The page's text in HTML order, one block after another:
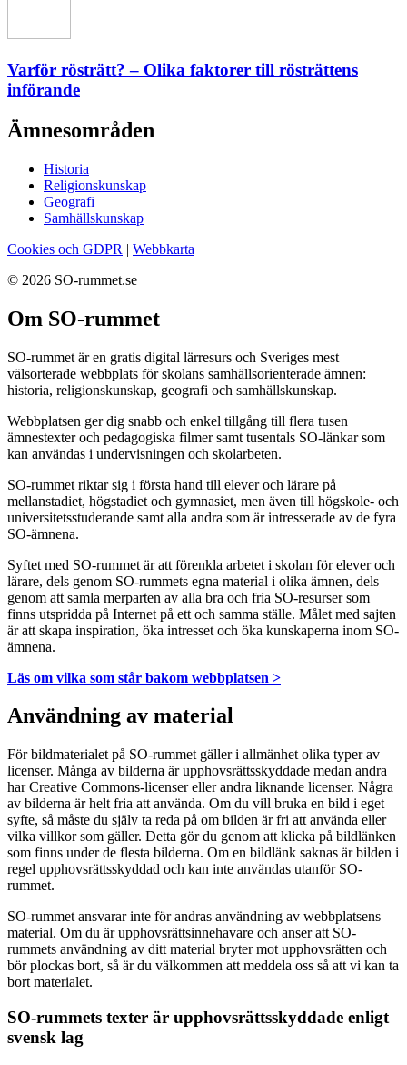
Varför rösträtt? – Olika faktorer till rösträttens
införande
Ämnesområden
Historia
Religionskunskap
Geografi
Samhällskunskap
Cookies och GDPR | Webbkarta
© 2026 SO-rummet.se
Om SO-rummet
SO-rummet är en gratis digital lärresurs och Sveriges mest
välsorterade webbplats för skolans samhällsorienterade ämnen:
historia, religionskunskap, geografi och samhällskunskap.
Webbplatsen ger dig snabb och enkel tillgång till flera tusen
ämnestexter och pedagogiska filmer samt tusentals SO-länkar som
kan användas i undervisningen och skolarbeten.
SO-rummet riktar sig i första hand till elever och lärare på
mellanstadiet, högstadiet och gymnasiet, men även till högskole- och
universitetsstuderande samt alla andra som är intresserade av de fyra
SO-ämnena.
Syftet med SO-rummet är att förenkla arbetet i skolan för elever och
lärare, dels genom SO-rummets egna material i olika ämnen, dels
genom att samla merparten av alla bra och fria SO-resurser som
finns utspridda på Internet på ett och samma ställe. Målet med sajten
är att skapa inspiration, öka intresset och öka kunskaperna inom SO-
ämnena.
Läs om vilka som står bakom webbplatsen >
Användning av material
För bildmaterialet på SO-rummet gäller i allmänhet olika typer av
licenser. Många av bilderna är upphovsrättsskyddade medan andra
har Creative Commons-licenser eller andra liknande licenser. Några
av bilderna är helt fria att använda. Om du vill bruka en bild i eget
syfte, så måste du själv ta reda på om bilden är fri att använda eller
vilka villkor som gäller. Detta gör du genom att klicka på bildlänken
som finns under de flesta bilderna. Om en bildlänk saknas är bilden i
regel upphovsrättsskyddad och kan inte användas utanför SO-
rummet.
SO-rummet ansvarar inte för andras användning av webbplatsens
material. Om du är upphovsrättsinnehavare och anser att SO-
rummets användning av ditt material bryter mot upphovsrätten och
bör plockas bort, så är du välkommen att meddela oss så att vi kan ta
bort materialet.
SO-rummets texter är upphovsrättsskyddade enligt
svensk lag